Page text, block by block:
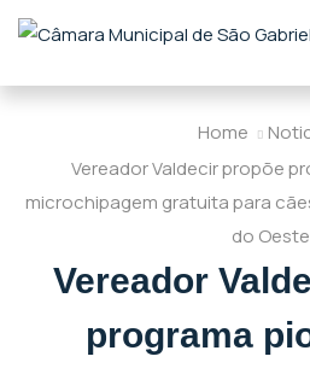
Home
Vereador Valdecir propõe
microchipagem gratuita para
do Oeste
Vereador
programa